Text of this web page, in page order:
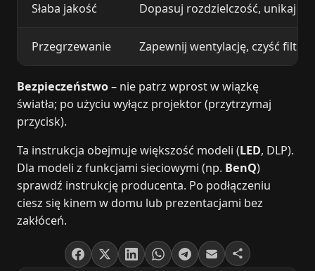
Słaba jakość Dopasuj rozdzielczość, unikaj
Przegrzewanie Zapewnij wentylację, czyść filtr
Bezpieczeństwo– nie patrz wprost w wiązkę
światła; po użyciu wyłącz projektor (przytrzymaj
przycisk).
Ta instrukcja obejmuje większość modeli (LED, DLP).
Dla modeli z funkcjami sieciowymi (np. BenQ)
sprawdź instrukcję producenta. Po podłączeniu
ciesz się kinem w domu lub prezentacjami bez
zakłóceń.